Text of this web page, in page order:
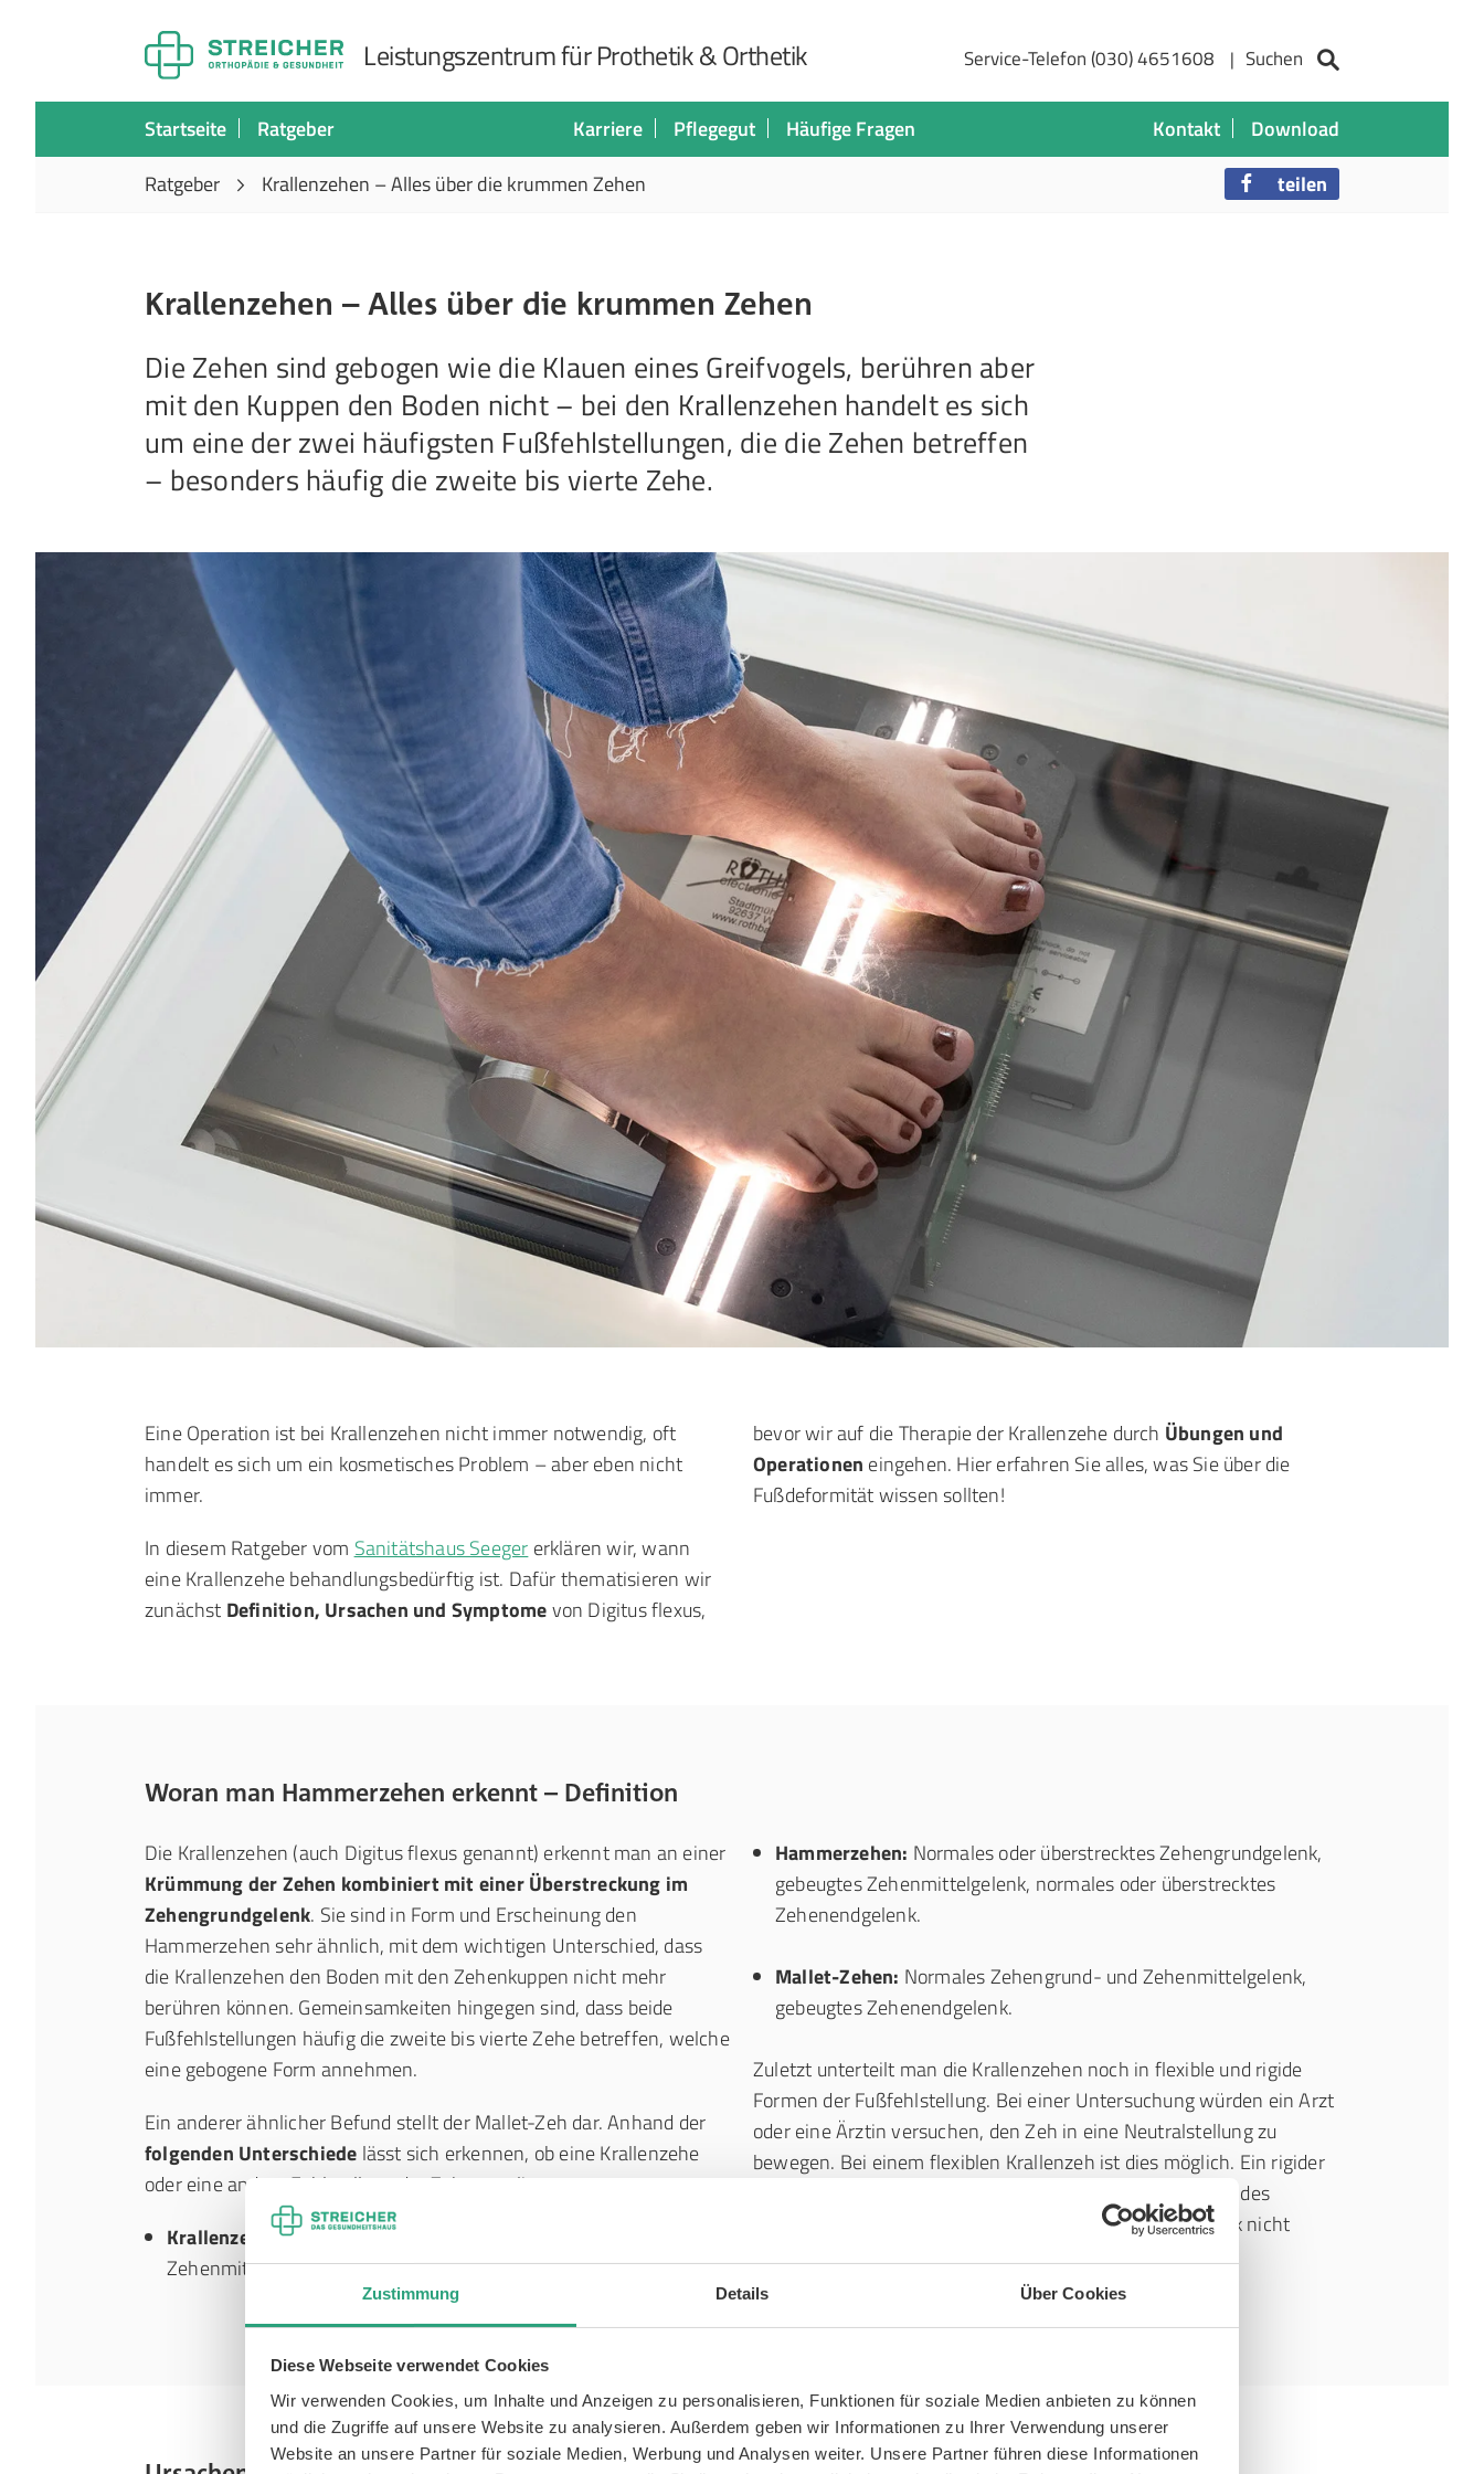
Zustimmung Details Über Cookies
Diese Webseite verwendet Cookies
Wir verwenden Cookies, um Inhalte und Anzeigen zu personalisieren, Funktionen für soziale Medien anbieten zu können
und die Zugriffe auf unsere Website zu analysieren. Außerdem geben wir Informationen zu Ihrer Verwendung unserer
Website an unsere Partner für soziale Medien, Werbung und Analysen weiter. Unsere Partner führen diese Informationen
Leistungszentrum für Prothetik & Orthetik Service-Telefon (030) 4651608 Suchen
Startseite Ratgeber Karriere Pflegegut Häufige Fragen Kontakt
Download
Ratgeber
Krallenzehen – Alles über die krummen Zehen teilen
Krallenzehen – Alles über die krummen Zehen
Die Zehen sind gebogen wie die Klauen eines Greifvogels, berühren aber
mit den Kuppen den Boden nicht – bei den Krallenzehen handelt es sich
um eine der zwei häufigsten Fußfehlstellungen, die die Zehen betreffen
– besonders häufig die zweite bis vierte Zehe.
Eine Operation ist bei Krallenzehen nicht immer notwendig, oft
handelt es sich um ein kosmetisches Problem – aber eben nicht
immer.
In diesem Ratgeber vom Sanitätshaus Seeger erklären wir, wann
eine Krallenzehe behandlungsbedürftig ist. Dafür thematisieren wir
zunächst Definition, Ursachen und Symptomevon Digitus flexus,
bevor wir auf die Therapie der Krallenzehe durch Übungen und
Operationen eingehen. Hier erfahren Sie alles, was Sie über die
Fußdeformität wissen sollten!
Woran man Hammerzehen erkennt – Definition
Die Krallenzehen (auch Digitus flexus genannt) erkennt man an einer
Krümmung der Zehen kombiniert mit einer Überstreckung im
Zehengrundgelenk. Sie sind in Form und Erscheinung den
Hammerzehen sehr ähnlich, mit dem wichtigen Unterschied, dass
die Krallenzehen den Boden mit den Zehenkuppen nicht mehr
berühren können. Gemeinsamkeiten hingegen sind, dass beide
Fußfehlstellungen häufig die zweite bis vierte Zehe betreffen, welche
eine gebogene Form annehmen.
Ein anderer ähnlicher Befund stellt der Mallet-Zeh dar. Anhand der
folgenden Unterschiede lässt sich erkennen, ob eine Krallenzehe
oder eine andere Fehlstellung der Zehen vorliegt:
Krallenzehen:Überstrecktes Zehengrundgelenk, gebeugtes
Zehenmittel- und Zehenendgelenk.
Hammerzehen: Normales oder überstrecktes Zehengrundgelenk,
gebeugtes Zehenmittelgelenk, normales oder überstrecktes
Zehenendgelenk.
Mallet-Zehen: Normales Zehengrund- und Zehenmittelgelenk,
gebeugtes Zehenendgelenk.
Zuletzt unterteilt man die Krallenzehen noch in flexible und rigide
Formen der Fußfehlstellung. Bei einer Untersuchung würden ein Arzt
oder eine Ärztin versuchen, den Zeh in eine Neutralstellung zu
bewegen. Bei einem flexiblen Krallenzeh ist dies möglich. Ein rigider
Krallenzeh hingegen zeichnet sich durch eine Versteifung des
Gelenks aus, wodurch sich die Zehe im Zehenmittelgelenk nicht